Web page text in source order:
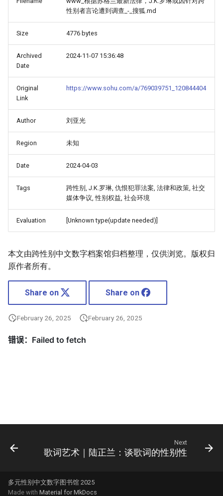
性别者言论遭到调查_-_搜狐.md
Size 4776 bytes
Archived
Date
2024-11-07 15:36:48
Original
Link
https://www.sohu.com/a/769039751_120844404
Author 刘亚光
Region 未知
Date 2024-04-03
Tags
跨性别, J.K.罗琳, 仇恨犯罪法案, 法律和政策, 社交
媒体争议, 性别权益, 社会环境
Evaluation [Unknown type(update needed)]
本文由跨性别中文数字档案馆归档整理，仅供浏览。版权归
原作者所有。
Share on Share on
February 26, 2025 February 26, 2025
Next
歌词艺术｜陆正兰：谈歌词的性别性
多元性别中文数字图书馆 2025
Made with Material for MkDocs